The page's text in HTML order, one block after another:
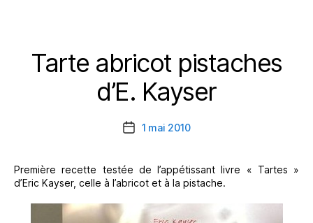
Catégories
Tarte abricot pistaches
d’E. Kayser
Date1 mai 2010
Première recette testée de l’appétissant livre « Tartes »
d’Eric Kayser, celle à l’abricot et à la pistache.